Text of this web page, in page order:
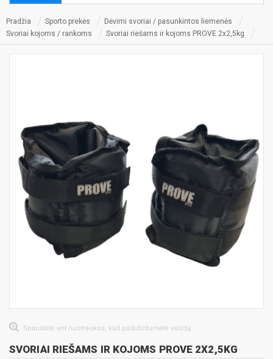
Pradžia Sporto prekės
Dėvimi svoriai / pasunkintos liemenės
Svoriai kojoms / rankoms
Svoriai riešams ir kojoms PROVE 2x2,5kg
Spauskite ant nuotraukos, kad padidintumėte vaizdą
SVORIAI RIEŠAMS IR KOJOMS PROVE 2X2,5KG